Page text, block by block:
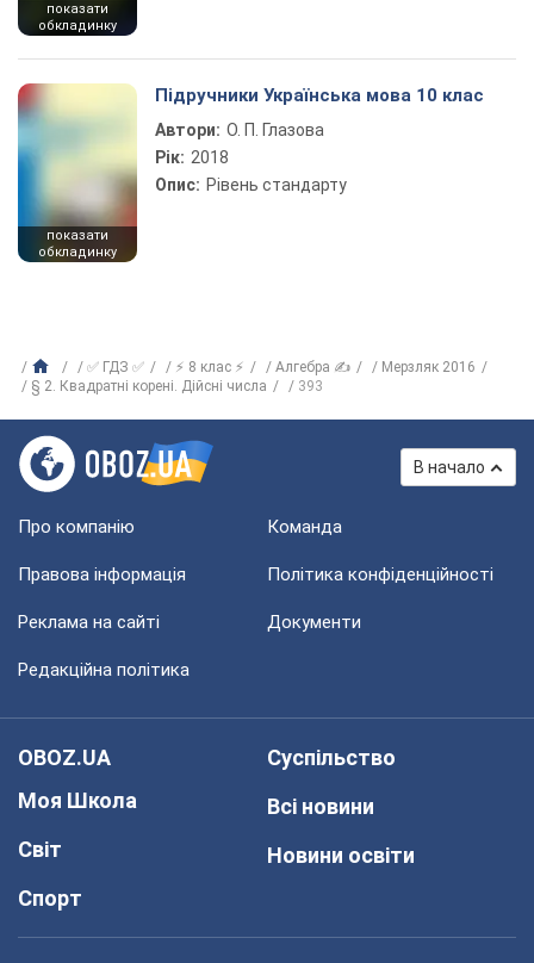
показати
обкладинку
показати
обкладинку
Підручники Українська мова 10 клас
Автори: О. П. Глазова
Рік: 2018
Опис: Рівень стандарту
✅ ГДЗ ✅ ⚡ 8 клас ⚡ Алгебра ✍
Мерзляк 2016
§ 2. Квадратні корені. Дійсні числа
393
В начало
Про компанію Команда
Правова інформація Політика конфіденційності
Реклама на сайті Документи
Редакційна політика
OBOZ.UA
Моя Школа
Світ
Спорт
Суспільство
Всі новини
Новини освіти